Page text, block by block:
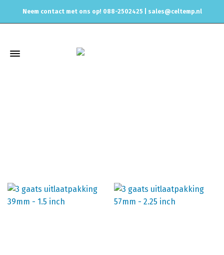
Neem contact met ons op! 088-2502425 | sales@celtemp.nl